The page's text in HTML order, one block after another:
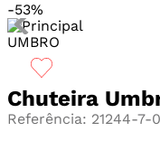
-53%
UMBRO
Chuteira
Referência: 21244-7-